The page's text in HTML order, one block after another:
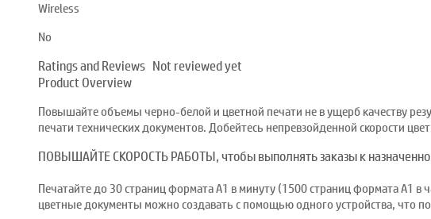
Wireless
No
Ratings and Reviews Not reviewed yet
Product Overview
Повышайте объемы черно-белой и цветной печати не в ущерб качеству
печати технических документов. Добейтесь непревзойденной скорости
ПОВЫШАЙТЕ СКОРОСТЬ РАБОТЫ, чтобы выполнять заказы к
Печатайте до 30 страниц формата A1 в минуту (1500 страниц формата A1
цветные документы можно создавать с помощью одного устройства, что